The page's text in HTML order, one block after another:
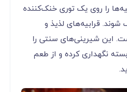
را روی یک توری خنک‌کننده
شوند. قرابیه‌های لذیذ و
این شیرینی‌های سنتی را
نگهداری کرده و از طعم